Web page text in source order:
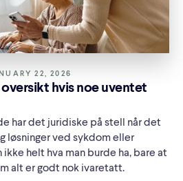
22, 2026
hvis noe uventet
har det juridiske på stell når det
løsninger ved sykdom eller
helt hva man burde ha, bare at
alt er godt nok ivaretatt.